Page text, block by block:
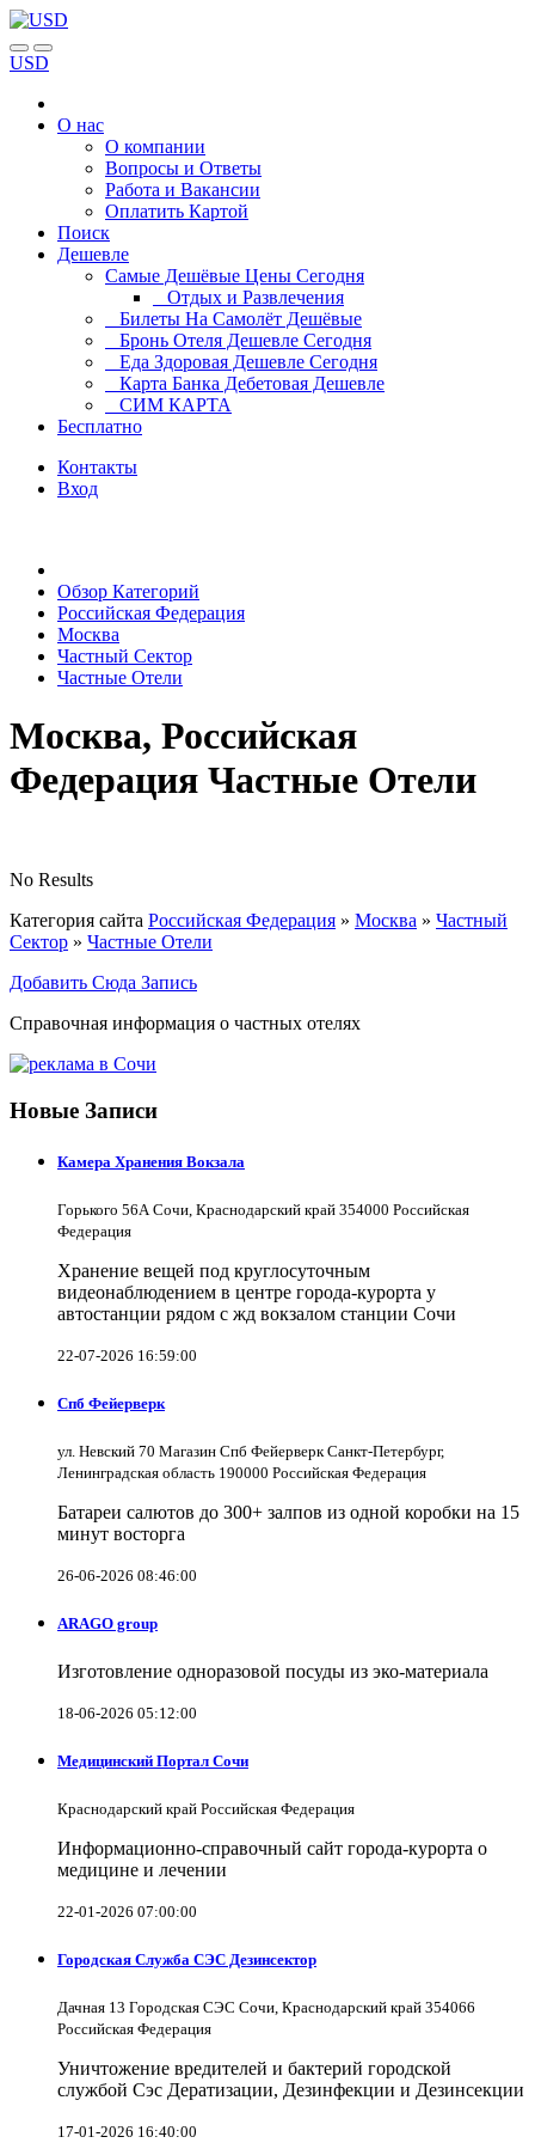
USD
О нас
О компании
Вопросы и Ответы
Работа и Вакансии
Оплатить Картой
Поиск
Дешевле
Самые Дешёвые Цены Сегодня
Отдых и Развлечения
Билеты На Самолёт Дешёвые
Бронь Отеля Дешевле Сегодня
Еда Здоровая Дешевле Сегодня
Карта Банка Дебетовая Дешевле
СИМ КАРТА
Бесплатно
Контакты
Вход
Обзор Категорий
Российская Федерация
Москва
Частный Сектор
Частные Отели
Москва, Российская
Федерация Частные Отели
No Results
Категория сайта Российская Федерация » Москва » Частный
Сектор » Частные Отели
Добавить Сюда Запись
Справочная информация о частных отелях
Новые Записи
Камера Хранения Вокзала
Горького 56А Сочи, Краснодарский край 354000 Российская
Федерация
Хранение вещей под круглосуточным
видеонаблюдением в центре города-курорта у
автостанции рядом с жд вокзалом станции Сочи
22-07-2026 16:59:00
Спб Фейерверк
ул. Невский 70 Магазин Спб Фейерверк Санкт-Петербург,
Ленинградская область 190000 Российская Федерация
Батареи салютов до 300+ залпов из одной коробки на 15
минут восторга
26-06-2026 08:46:00
ARAGO group
Изготовление одноразовой посуды из эко-материала
18-06-2026 05:12:00
Медицинский Портал Сочи
Краснодарский край Российская Федерация
Информационно-справочный сайт города-курорта о
медицине и лечении
22-01-2026 07:00:00
Городская Служба СЭС Дезинсектор
Дачная 13 Городская СЭС Сочи, Краснодарский край 354066
Российская Федерация
Уничтожение вредителей и бактерий городской
службой Сэс Дератизации, Дезинфекции и Дезинсекции
17-01-2026 16:40:00